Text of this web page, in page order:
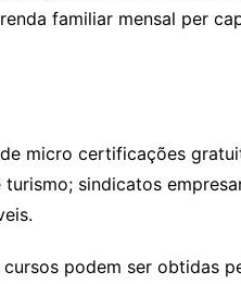
familiar mensal per
micro certificações
sindicatos
podem ser obtidas